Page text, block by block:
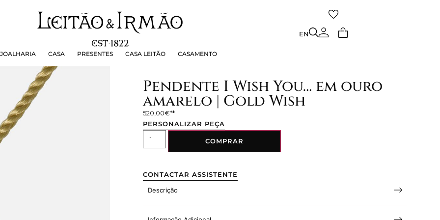
JOALHARIA CASA PRESENTES CASA LEITÃO CASAMENTO
EN
PRESENTES CASA LEITÃO
Pendente I Wish You… em ouro
amarelo | Gold Wish
520,00€
PERSONALIZAR PEÇA
COMPRAR
CONTACTAR ASSISTENTE
Descrição